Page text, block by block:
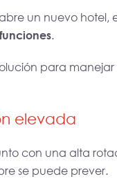
un nuevo hotel,
.
para
elevada
con una alta
se puede prever.